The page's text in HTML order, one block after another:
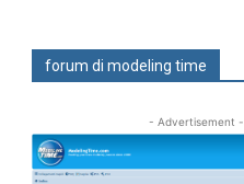
forum di modeling time
- Advertisement -